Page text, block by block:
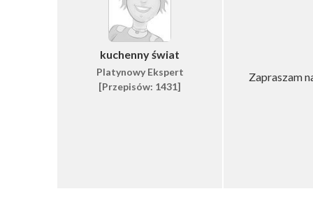
kuchenny świat
Platynowy Ekspert
[Przepisów: 1431]
Zapraszam